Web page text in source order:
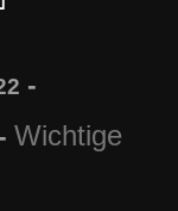
-
- Wichtige